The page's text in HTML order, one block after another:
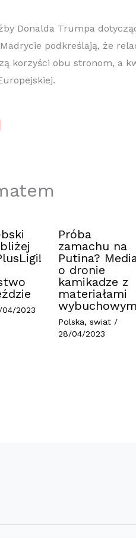
Donalda Trumpa
podkreślają, że
korzyści obu stronom, a
04/2023
Próba
zamachu na
Putina?
o dronie
kamikadze z
materiałami
Polska, swiat/
28/04/2023